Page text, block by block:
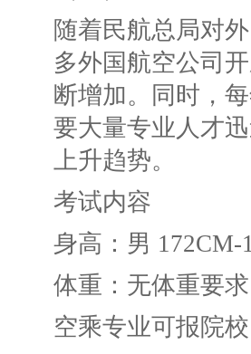
随着民航总局对
多外国航空公司
断增加。同时，
要大量专业人才
上升趋势。
考试内容
身高：男 172CM-
体重：无体重要求
空乘专业可报院